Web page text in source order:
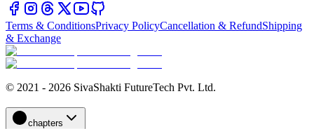
Terms & ConditionsPrivacy PolicyCancellation & RefundShipping
& Exchange
© 2021 - 2026 SivaShakti FutureTech Pvt. Ltd.
chapters